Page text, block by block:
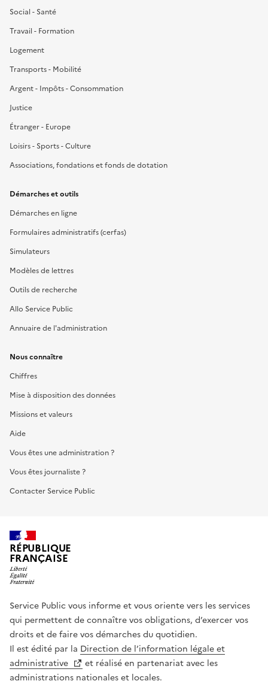
Social - Santé
Travail - Formation
Logement
Transports - Mobilité
Argent - Impôts - Consommation
Justice
Étranger - Europe
Loisirs - Sports - Culture
Associations, fondations et fonds de dotation
Démarches et outils
Démarches en ligne
Formulaires administratifs (cerfas)
Simulateurs
Modèles de lettres
Outils de recherche
Allo Service Public
Annuaire de l'administration
Nous connaître
Chiffres
Mise à disposition des données
Missions et valeurs
Aide
Vous êtes une administration ?
Vous êtes journaliste ?
Contacter Service Public
RÉPUBLIQUE
FRANÇAISE
Service Public vous informe et vous oriente vers les services
qui permettent de connaître vos obligations, d’exercer vos
droits et de faire vos démarches du quotidien.
Il est édité par la Direction de l’information légale et
administrative
et réalisé en partenariat avec les
administrations nationales et locales.